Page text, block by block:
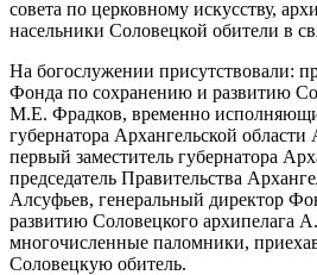
совета по церковному искусству,
насельники Соловецкой обители в
На богослужении присутствовали:
Фонда по сохранению и развитию
М.Е. Фрадков, временно
губернатора Архангельской
первый заместитель губернатора
председатель Правительства
Алсуфьев, генеральный директор
развитию Соловецкого архипелага
многочисленные паломники,
Соловецкую обитель.